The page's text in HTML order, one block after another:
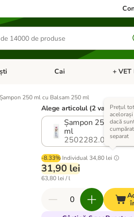
meniul cu categorii: Animale mici
Deschideți meniul cu
Cai +
250 ml cu Balsam 250 ml
Alege articolul (2 variante)
Șampon 250 ml &
ml
2502282.0
-8.33% Individual 34,80 lei
Prețul
dacă
separat
31,90 lei
63,80 lei / l